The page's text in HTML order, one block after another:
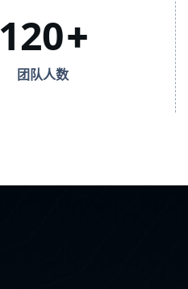
120+
团队人数